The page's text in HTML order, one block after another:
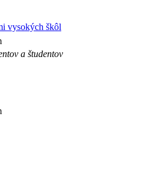
vysokých škôl
a študentov